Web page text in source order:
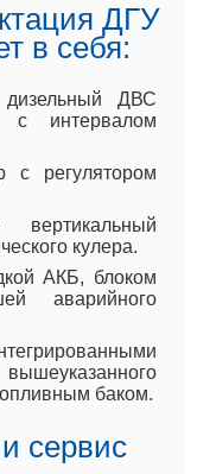
ДГУ
в себя:
ДВС
с интервалом
с регулятором
кулера.
АКБ, блоком
аварийного
баком.
сервис